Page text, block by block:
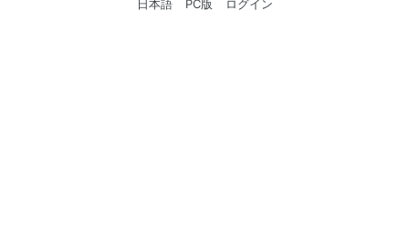
日本語 PC版 ログイン